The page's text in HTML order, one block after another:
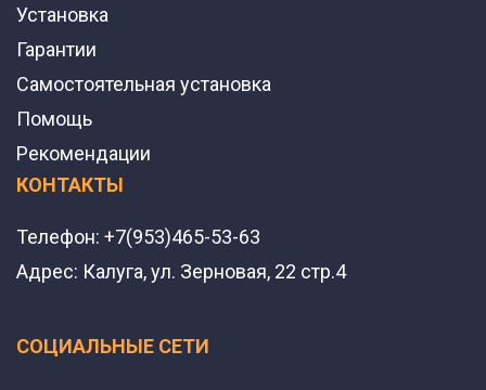
Установка
Гарантии
Самостоятельная установка
Помощь
Рекомендации
КОНТАКТЫ
Телефон: +7(953)465-53-63
Адрес: Калуга, ул. Зерновая, 22 стр.4
СОЦИАЛЬНЫЕ СЕТИ